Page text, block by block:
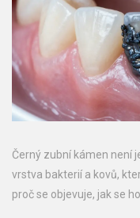
Černý zubní kámen není
vrstva bakterií a kovů,
proč se objevuje, jak se